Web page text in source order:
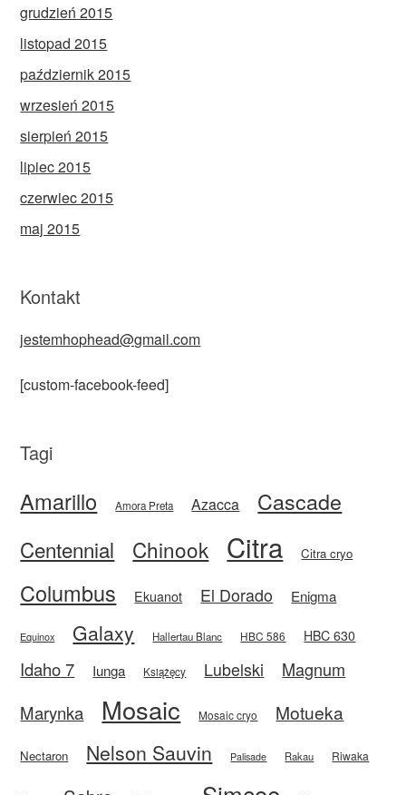
grudzień 2015
listopad 2015
październik 2015
wrzesień 2015
sierpień 2015
lipiec 2015
czerwiec 2015
maj 2015
Kontakt
jestemhophead@gmail.com
[custom-facebook-feed]
Tagi
Amarillo Amora Preta Azacca Cascade
Centennial Chinook Citra Citra cryo
Columbus Ekuanot El Dorado Enigma
Equinox Galaxy Hallertau Blanc HBC 586 HBC 630
Idaho 7 Iunga Książęcy Lubelski
Magnum
Marynka
Mosaic Mosaic cryo Motueka
Nectaron Nelson Sauvin Palisade Rakau Riwaka